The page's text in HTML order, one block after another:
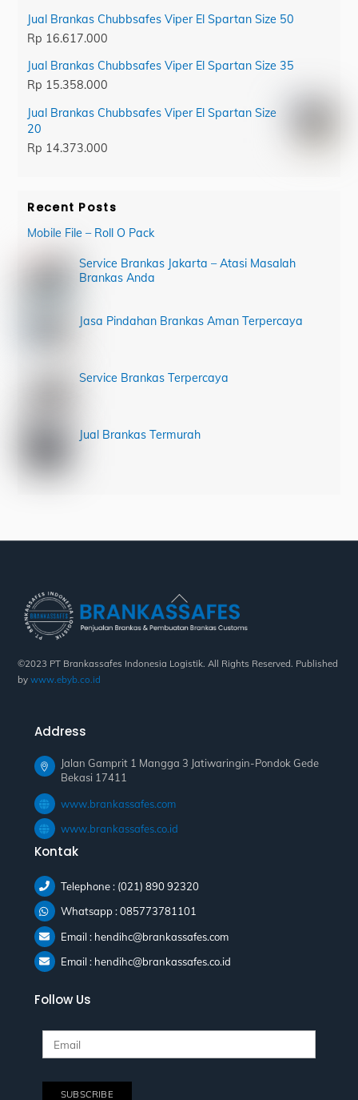
Jual Brankas Chubbsafes Viper El Spartan Size 50
Rp 16.617.000
Jual Brankas Chubbsafes Viper El Spartan Size 35
Rp 15.358.000
Jual Brankas Chubbsafes Viper El Spartan Size
20
Rp 14.373.000
Recent Posts
Mobile File – Roll O Pack
Service Brankas Jakarta – Atasi Masalah
Brankas Anda
Jasa Pindahan Brankas Aman Terpercaya
Service Brankas Terpercaya
Jual Brankas Termurah
Back
To
Top
©2023 PT Brankassafes Indonesia Logistik. All Rights Reserved. Published
bywww.ebyb.co.id
Address
Jalan Gamprit 1 Mangga 3 Jatiwaringin-Pondok Gede
Bekasi 17411
www.brankassafes.com
www.brankassafes.co.id
Kontak
Telephone : (021) 890 92320
Whatsapp : 085773781101
Email : hendihc@brankassafes.com
Email : hendihc@brankassafes.co.id
Follow Us